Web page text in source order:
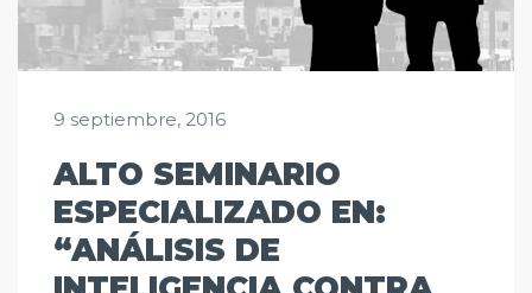
9 septiembre, 2016
ALTO SEMINARIO
ESPECIALIZADO EN:
“ANÁLISIS DE